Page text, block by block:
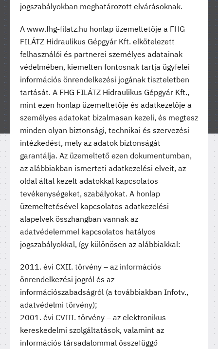
jogszabályokban meghatározott elvárásoknak.
A www.fhg-filatz.hu honlap üzemeltetője a FHG
FILÁTZ Hidraulikus Gépgyár Kft. elkötelezett
felhasználói és partnerei személyes adatainak
védelmében, kiemelten fontosnak tartja ügyfelei
információs önrendelkezési jogának tiszteletben
tartását. A FHG FILÁTZ Hidraulikus Gépgyár Kft.,
mint ezen honlap üzemeltetője és adatkezelője a
személyes adatokat bizalmasan kezeli, és megtesz
minden olyan biztonsági, technikai és szervezési
intézkedést, mely az adatok biztonságát
garantálja. Az üzemeltető ezen dokumentumban,
az alábbiakban ismerteti adatkezelési elveit, az
oldal által kezelt adatokkal kapcsolatos
tevékenységeket, szabályokat. A honlap
üzemeltetésével kapcsolatos adatkezelési
alapelvek összhangban vannak az
adatvédelemmel kapcsolatos hatályos
jogszabályokkal, így különösen az alábbiakkal:
2011. évi CXII. törvény – az információs
önrendelkezési jogról és az
információszabadságról (a továbbiakban Infotv.,
adatvédelmi törvény);
2001. évi CVIII. törvény – az elektronikus
kereskedelmi szolgáltatások, valamint az
információs társadalommal összefüggő
FHG Filátz Hidraulikus Gépgyár Kft.
Hungary, 9484 Pereszteg, Ipar utca 9.